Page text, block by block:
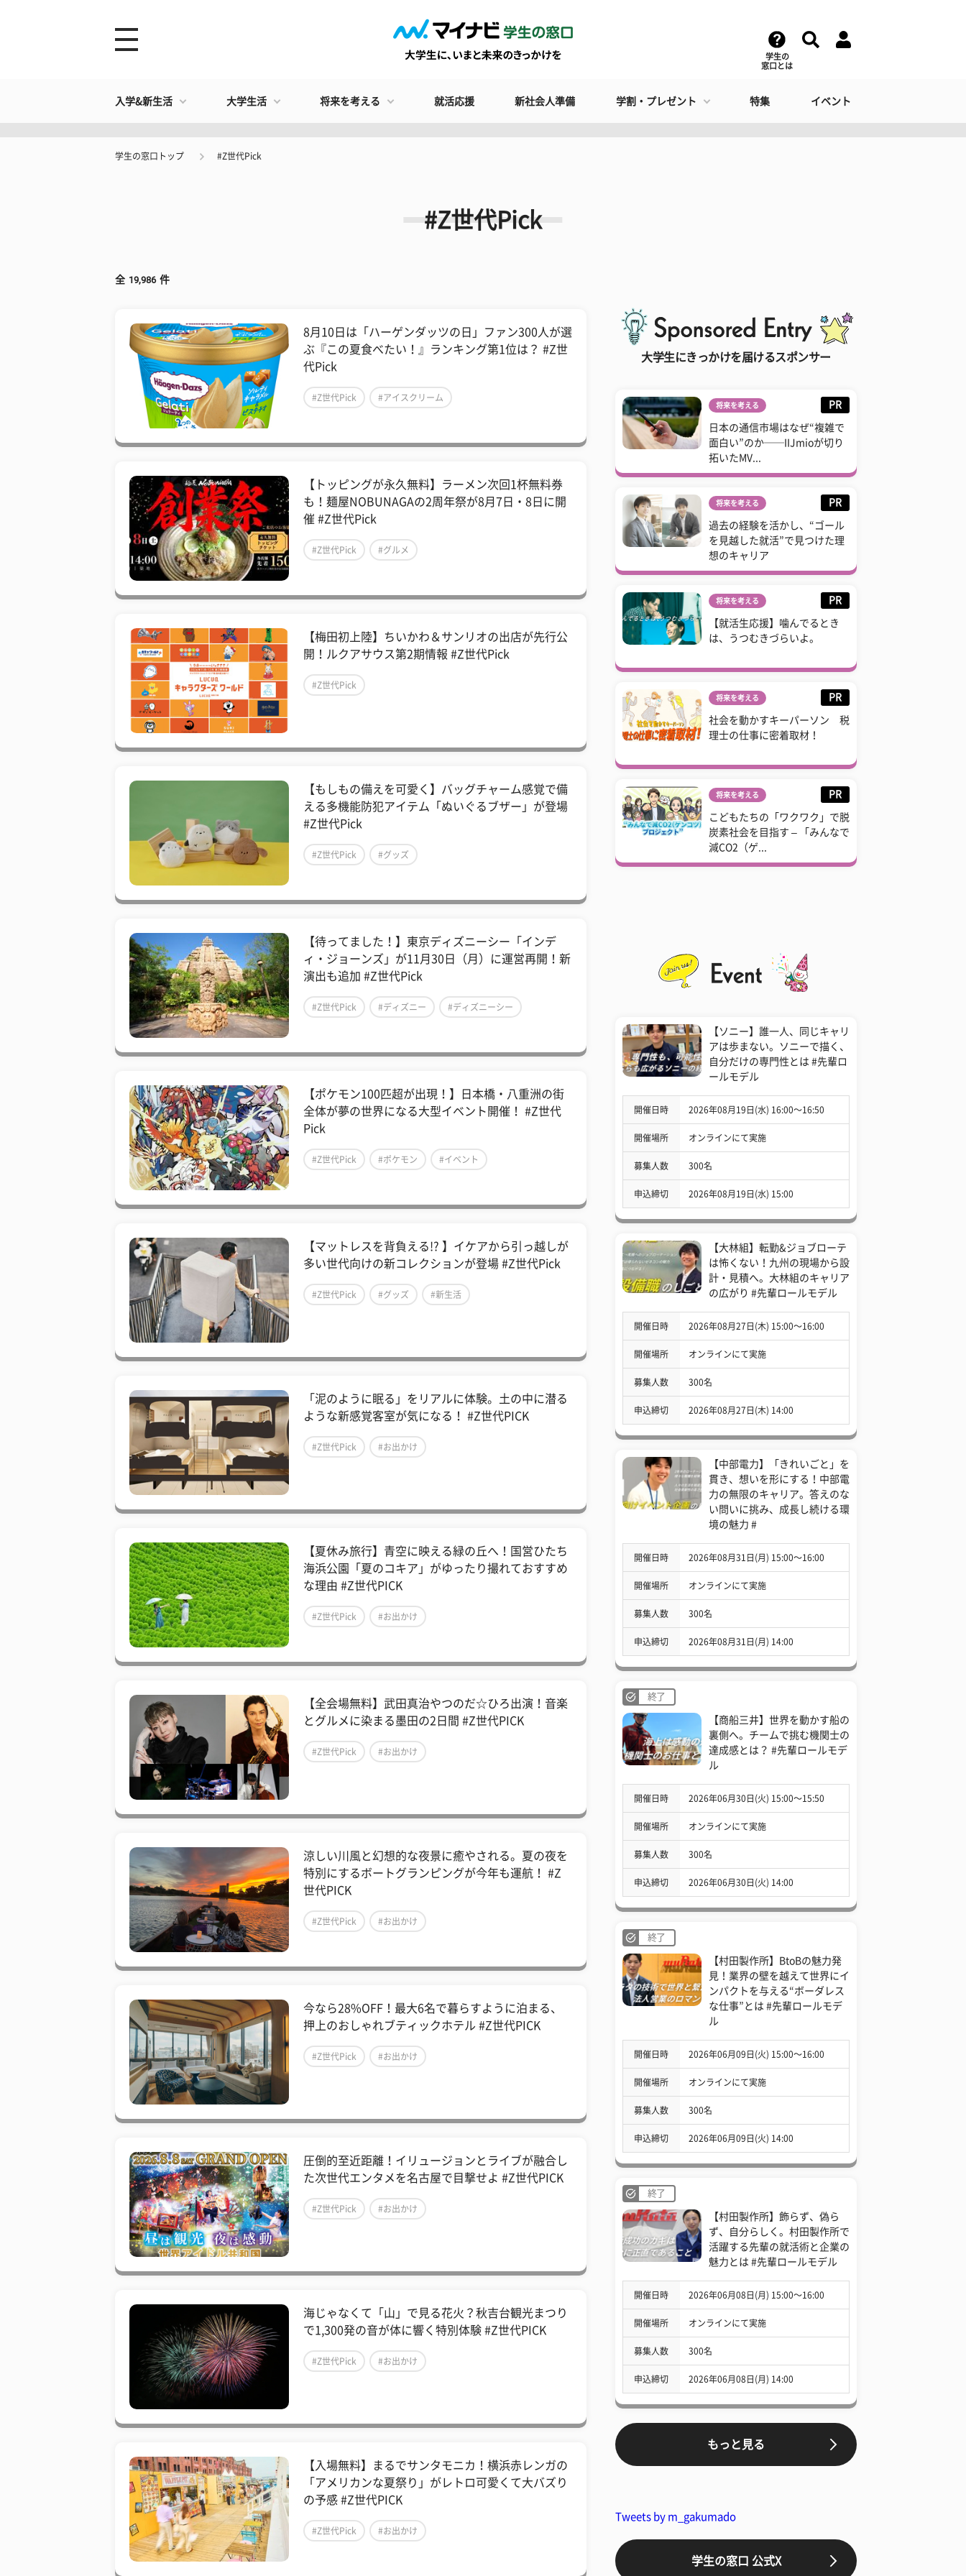
学生の
窓口とは
入学&新生活 大学生活 将来を考える 就活応援 新社会人準備 学割・プレゼント 特集 イベント
学生の窓口トップ #Z世代Pick
#Z世代Pick
全 19,986 件
8月10日は「ハーゲンダッツの日」ファン300人が選
ぶ『この夏食べたい！』ランキング第1位は？ #Z世
代Pick
#Z世代Pick #アイスクリーム
【トッピングが永久無料】ラーメン次回1杯無料券
も！麺屋NOBUNAGAの2周年祭が8月7日・8日に開
催 #Z世代Pick
#Z世代Pick #グルメ
【梅田初上陸】ちいかわ＆サンリオの出店が先行公
開！ルクアサウス第2期情報 #Z世代Pick
#Z世代Pick
【もしもの備えを可愛く】バッグチャーム感覚で備
える多機能防犯アイテム「ぬいぐるブザー」が登場
#Z世代Pick
#Z世代Pick #グッズ
【待ってました！】東京ディズニーシー「インデ
ィ・ジョーンズ」が11月30日（月）に運営再開！新
演出も追加 #Z世代Pick
#Z世代Pick #ディズニー #ディズニーシー
【ポケモン100匹超が出現！】日本橋・八重洲の街
全体が夢の世界になる大型イベント開催！ #Z世代
Pick
#Z世代Pick #ポケモン #イベント
【マットレスを背負える!? 】イケアから引っ越しが
多い世代向けの新コレクションが登場 #Z世代Pick
#Z世代Pick #グッズ #新生活
「泥のように眠る」をリアルに体験。土の中に潜る
ような新感覚客室が気になる！ #Z世代PICK
#Z世代Pick #お出かけ
【夏休み旅行】青空に映える緑の丘へ！国営ひたち
海浜公園「夏のコキア」がゆったり撮れておすすめ
な理由 #Z世代PICK
#Z世代Pick #お出かけ
【全会場無料】武田真治やつのだ☆ひろ出演！音楽
とグルメに染まる墨田の2日間 #Z世代PICK
#Z世代Pick #お出かけ
涼しい川風と幻想的な夜景に癒やされる。夏の夜を
特別にするボートグランピングが今年も運航！ #Z
世代PICK
#Z世代Pick #お出かけ
今なら28%OFF！最大6名で暮らすように泊まる、
押上のおしゃれブティックホテル #Z世代PICK
#Z世代Pick #お出かけ
圧倒的至近距離！イリュージョンとライブが融合し
た次世代エンタメを名古屋で目撃せよ #Z世代PICK
#Z世代Pick #お出かけ
海じゃなくて「山」で見る花火？秋吉台観光まつり
で1,300発の音が体に響く特別体験 #Z世代PICK
#Z世代Pick #お出かけ
【入場無料】まるでサンタモニカ！横浜赤レンガの
「アメリカンな夏祭り」がレトロ可愛くて大バズり
の予感 #Z世代PICK
#Z世代Pick #お出かけ
大学生にきっかけを届けるスポンサー
将来を考える PR
日本の通信市場はなぜ“複雑で
面白い”のか──IIJmioが切り
拓いたMV...
将来を考える PR
過去の経験を活かし、“ゴール
を見越した就活”で見つけた理
想のキャリア
将来を考える PR
【就活生応援】噛んでるとき
は、うつむきづらいよ。
将来を考える PR
社会を動かすキーパーソン 税
理士の仕事に密着取材！
将来を考える PR
こどもたちの「ワクワク」で脱
炭素社会を目指す – 「みんなで
減CO2（ゲ...
【ソニー】誰一人、同じキャリ
アは歩まない。ソニーで描く、
自分だけの専門性とは #先輩ロ
ールモデル
開催日時 2026年08月19日(水) 16:00〜16:50
開催場所 オンラインにて実施
募集人数 300名
申込締切 2026年08月19日(水) 15:00
【大林組】転勤&ジョブローテ
は怖くない！九州の現場から設
計・見積へ。大林組のキャリア
の広がり #先輩ロールモデル
開催日時 2026年08月27日(木) 15:00〜16:00
開催場所 オンラインにて実施
募集人数 300名
申込締切 2026年08月27日(木) 14:00
【中部電力】「きれいごと」を
貫き、想いを形にする！中部電
力の無限のキャリア。答えのな
い問いに挑み、成長し続ける環
境の魅力 #
開催日時 2026年08月31日(月) 15:00〜16:00
開催場所 オンラインにて実施
募集人数 300名
申込締切 2026年08月31日(月) 14:00
終了
【商船三井】世界を動かす船の
裏側へ。チームで挑む機関士の
達成感とは？ #先輩ロールモデ
ル
開催日時 2026年06月30日(火) 15:00〜15:50
開催場所 オンラインにて実施
募集人数 300名
申込締切 2026年06月30日(火) 14:00
終了
【村田製作所】BtoBの魅力発
見！業界の壁を越えて世界にイ
ンパクトを与える“ボーダレス
な仕事”とは #先輩ロールモデ
ル
開催日時 2026年06月09日(火) 15:00〜16:00
開催場所 オンラインにて実施
募集人数 300名
申込締切 2026年06月09日(火) 14:00
終了
【村田製作所】飾らず、偽ら
ず、自分らしく。村田製作所で
活躍する先輩の就活術と企業の
魅力とは #先輩ロールモデル
開催日時 2026年06月08日(月) 15:00〜16:00
開催場所 オンラインにて実施
募集人数 300名
申込締切 2026年06月08日(月) 14:00
もっと見る
Tweets by m_gakumado
学生の窓口 公式X